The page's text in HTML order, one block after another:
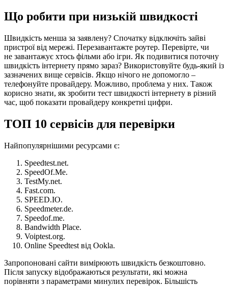
Що робити при низькій швидкості
Швидкість менша за заявлену? Спочатку відключіть зайві
пристрої від мережі. Перезавантажте роутер. Перевірте, чи
не завантажує хтось фільми або ігри. Як подивитися поточну
швидкість інтернету прямо зараз? Використовуйте будь-який із
зазначених вище сервісів. Якщо нічого не допомогло –
телефонуйте провайдеру. Можливо, проблема у них. Також
корисно знати, як зробити тест швидкості інтернету в різний
час, щоб показати провайдеру конкретні цифри.
ТОП 10 сервісів для перевірки
Найпопулярнішими ресурсами є:
Speedtest.net.
SpeedOf.Me.
TestMy.net.
Fast.com.
SPEED.IO.
Speedmeter.de.
Speedof.me.
Bandwidth Place.
Voiptest.org.
Online Speedtest від Ookla.
Запропоновані сайти вимірюють швидкість безкоштовно.
Після запуску відображаються результати, які можна
порівняти з параметрами минулих перевірок. Більшість